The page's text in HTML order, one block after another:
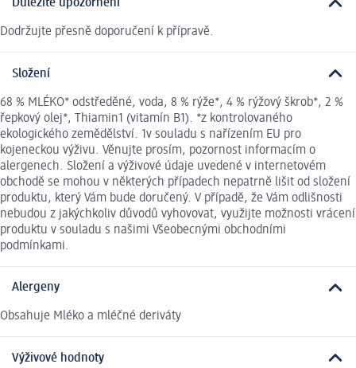
Důležité upozornění
Dodržujte přesně doporučení k přípravě.
Složení
68 % MLÉKO* odstředěné, voda, 8 % rýže*, 4 % rýžový škrob*, 2 %
řepkový olej*, Thiamin1 (vitamín B1). *z kontrolovaného
ekologického zemědělství. 1v souladu s nařízením EU pro
kojeneckou výživu. Věnujte prosím, pozornost informacím o
alergenech. Složení a výživové údaje uvedené v internetovém
obchodě se mohou v některých případech nepatrně lišit od složení
produktu, který Vám bude doručený. V případě, že Vám odlišnosti
nebudou z jakýchkoliv důvodů vyhovovat, využijte možnosti vrácení
produktu v souladu s našimi Všeobecnými obchodními
podmínkami.
Alergeny
Obsahuje Mléko a mléčné deriváty
Výživové hodnoty